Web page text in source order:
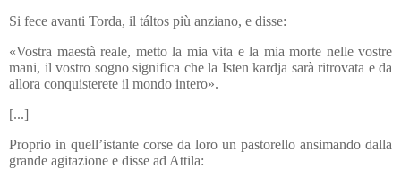
Si fece avanti Torda, il táltos più anziano, e disse:
«Vostra maestà reale, metto la mia vita e la mia morte nelle vostre
mani, il vostro sogno significa che la Isten kardja sarà ritrovata e da
allora conquisterete il mondo intero».
[...]
Proprio in quell’istante corse da loro un pastorello ansimando dalla
grande agitazione e disse ad Attila: